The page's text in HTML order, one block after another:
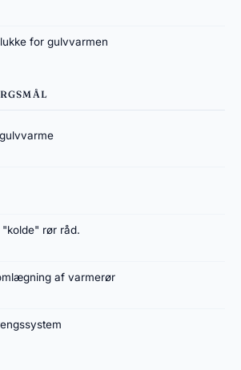
for gulvvarmen
rør råd.
af varmerør